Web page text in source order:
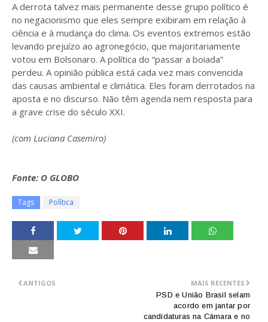
A derrota talvez mais permanente desse grupo político é
no negacionismo que eles sempre exibiram em relação à
ciência e à mudança do clima. Os eventos extremos estão
levando prejuízo ao agronegócio, que majoritariamente
votou em Bolsonaro. A política do “passar a boiada”
perdeu. A opinião pública está cada vez mais convencida
das causas ambiental e climática. Eles foram derrotados na
aposta e no discurso. Não têm agenda nem resposta para
a grave crise do século XXI.
(com Luciana Casemiro)
Fonte: O GLOBO
Tags Política
MAIS RECENTES
PSD e União Brasil selam
acordo em jantar por
candidaturas na Câmara e no
ANTIGOS